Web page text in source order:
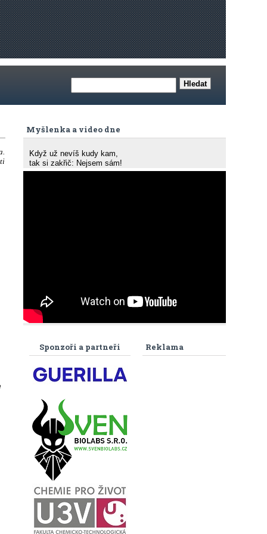
Myšlenka a video dne
Když už nevíš kudy kam,
tak si zakřič: Nejsem sám!
Reklama
Sponzoři a partneři